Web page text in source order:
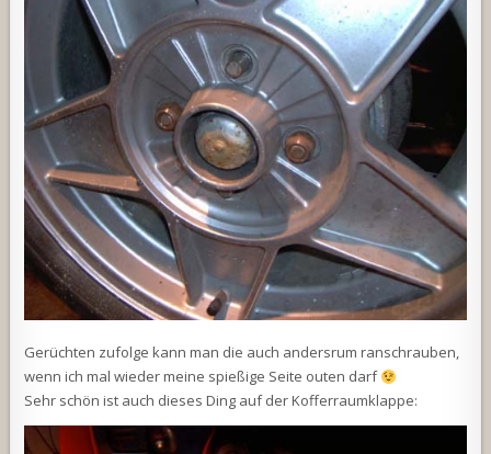
Gerüchten zufolge kann man die auch andersrum ranschrauben,
wenn ich mal wieder meine spießige Seite outen darf
Sehr schön ist auch dieses Ding auf der Kofferraumklappe: